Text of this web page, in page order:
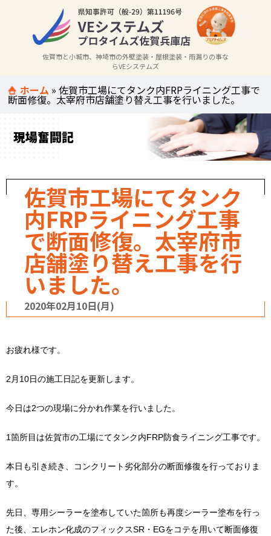
佐賀市と小城市、神埼市の外壁塗装・屋根塗装・雨漏りの事な
らVEシステムズ
ホーム »佐賀市工場にてタンク内FRPライニング工事で
断面修復。太宰府市店舗塗り替え工事を行いました。
現場奮闘記
佐賀市工場にてタンク
内FRPライニング工事
で断面修復。太宰府市
店舗塗り替え工事を行
いました。
2020年02月10日(月)
お疲れ様です。
2月10日の施工日記を更新します。
今日は2つの現場に分かれ作業を行いました。
1箇所目は佐賀市の工場にてタンク内FRP防食ライニング工事です。
本日も引き続き、コンクリート劣化部分の断面修復を行っておりま
す。
先日、専用シーラーを塗布していた箇所も再度シーラー塗布を行っ
た後、エレホン化成のフィックスSR・EGをコテを用いて断面修復